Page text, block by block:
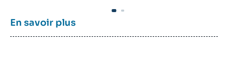
le Centre des études de sécurité constitue
dans le paysage français des
pôle unique de recherche et d’influence sur le
débat de défense national et international.
En savoir plus